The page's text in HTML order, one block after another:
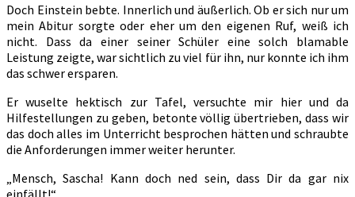
Doch Einstein bebte. Innerlich und äußerlich. Ob er sich nur um
mein Abitur sorgte oder eher um den eigenen Ruf, weiß ich
nicht. Dass da einer seiner Schüler eine solch blamable
Leistung zeigte, war sichtlich zu viel für ihn, nur konnte ich ihm
das schwer ersparen.
Er wuselte hektisch zur Tafel, versuchte mir hier und da
Hilfestellungen zu geben, betonte völlig übertrieben, dass wir
das doch alles im Unterricht besprochen hätten und schraubte
die Anforderungen immer weiter herunter.
„Mensch, Sascha! Kann doch ned sein, dass Dir da gar nix
einfällt!“